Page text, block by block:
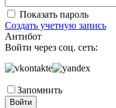
Показать пароль
Создать учетную запись
Антибот
Войти через соц. сеть:
Запомнить
Войти